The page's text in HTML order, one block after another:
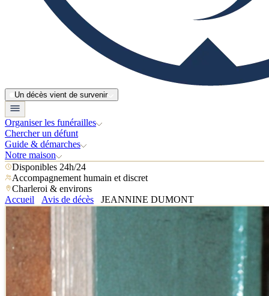
Un décès vient de survenir
Organiser les funérailles
Chercher un défunt
Guide & démarches
Notre maison
Disponibles 24h/24
Accompagnement humain et discret
Charleroi & environs
Accueil
Avis de décès JEANNINE DUMONT